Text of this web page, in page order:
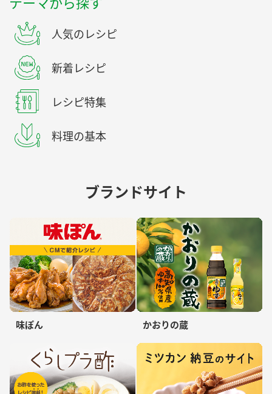
人気のレシピ
新着レシピ
レシピ特集
料理の基本
ブランドサイト
味ぽん かおりの蔵